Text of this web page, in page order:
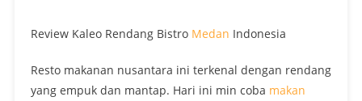
Review Kaleo Rendang Bistro Medan Indonesia
Resto makanan nusantara ini terkenal dengan rendang
yang empuk dan mantap. Hari ini min coba makan